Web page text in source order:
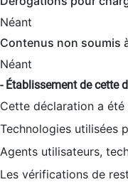
Néant
Contenus non soumis
Néant
- Établissement de cette
Cette déclaration a
Technologies utilisées
Agents utilisateurs,
Les vérifications de